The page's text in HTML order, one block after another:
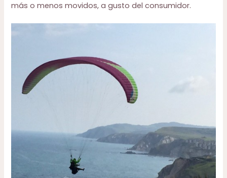
más o menos movidos, a gusto del consumidor.